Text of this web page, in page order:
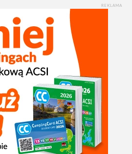
REKLAMA